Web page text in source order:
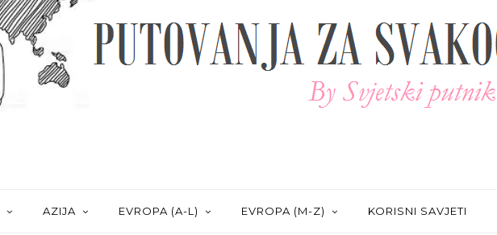
AZIJA EVROPA (A-L) EVROPA (M-Z) KORISNI SAVJETI